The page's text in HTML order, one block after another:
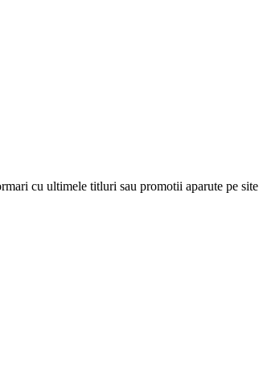
cu ultimele titluri sau promotii aparute pe site